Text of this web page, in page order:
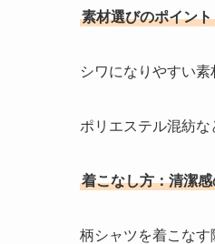
素材選びのポイン
シワになりやすい
ポリエステル混紡
着こなし方：清潔
柄シャツを着こな